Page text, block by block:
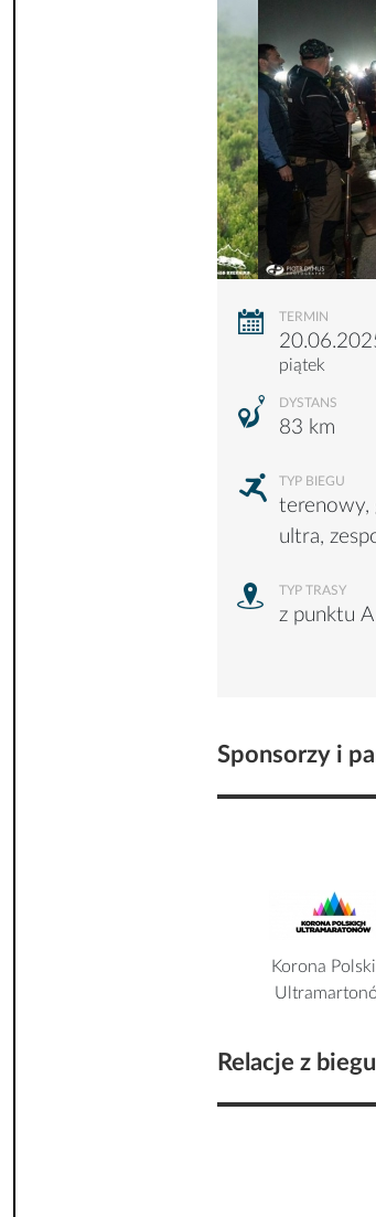
TERMIN
piątek
DYSTANS
83 km
TYP BIEGU
terenowy,
ultra,
TYP TRASY
z punktu
Sponsorzy i
Korona
Relacje z biegu